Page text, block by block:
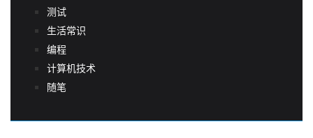
测试
生活常识
编程
计算机技术
随笔